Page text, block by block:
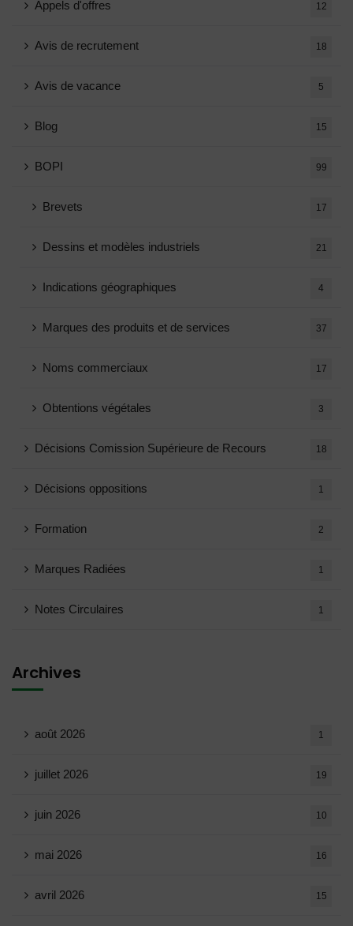
Appels d'offres 12
Avis de recrutement 18
Avis de vacance 5
Blog 15
BOPI 99
Brevets 17
Dessins et modèles industriels 21
Indications géographiques 4
Marques des produits et de services 37
Noms commerciaux 17
Obtentions végétales 3
Décisions Comission Supérieure de Recours 18
Décisions oppositions 1
Formation 2
Marques Radiées 1
Notes Circulaires 1
Archives
août 2026 1
juillet 2026 19
juin 2026 10
mai 2026 16
avril 2026 15